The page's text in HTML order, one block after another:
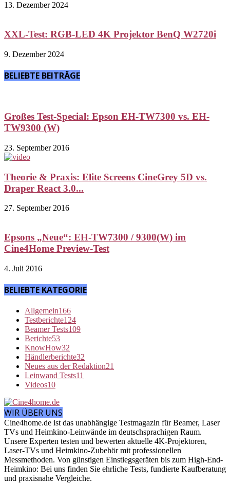
13. Dezember 2024
XXL-Test: RGB-LED 4K Projektor BenQ W2720i
9. Dezember 2024
BELIEBTE BEITRÄGE
Großes Test-Special: Epson EH-TW7300 vs. EH-
TW9300 (W)
23. September 2016
Theorie & Praxis: Elite Screens CineGrey 5D vs.
Draper React 3.0...
27. September 2016
Epsons „Neue“: EH-TW7300 / 9300(W) im
Cine4Home Preview-Test
4. Juli 2016
BELIEBTE KATEGORIE
Allgemein166
Testberichte124
Beamer Tests109
Berichte53
KnowHow32
Händlerberichte32
Neues aus der Redaktion21
Leinwand Tests11
Videos10
WIR ÜBER UNS
Cine4home.de ist das unabhängige Testmagazin für Beamer, Laser
TVs und Heimkino-Leinwände im deutschsprachigen Raum.
Unsere Experten testen und bewerten aktuelle 4K-Projektoren,
Laser-TVs und Heimkino-Zubehör mit professionellen
Messmethoden. Von günstigen Einstiegsgeräten bis zum High-End-
Heimkino: Bei uns finden Sie ehrliche Tests, fundierte Kaufberatung
und praxisnahe Vergleiche.